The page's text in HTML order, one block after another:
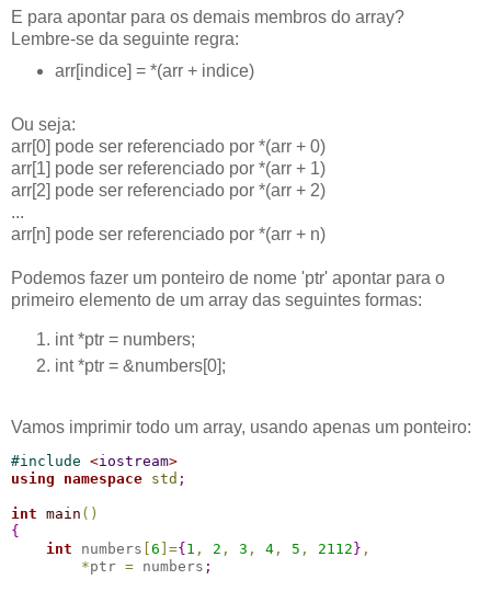
E para apontar para os demais membros do array?
Lembre-se da seguinte regra:
arr[indice] = *(arr + indice)
Ou seja:
arr[0] pode ser referenciado por *(arr + 0)
arr[1] pode ser referenciado por *(arr + 1)
arr[2] pode ser referenciado por *(arr + 2)
...
arr[n] pode ser referenciado por *(arr + n)
Podemos fazer um ponteiro de nome 'ptr' apontar para o
primeiro elemento de um array das seguintes formas:
int *ptr = numbers;
int *ptr = &numbers[0];
Vamos imprimir todo um array, usando apenas um ponteiro:
#include <iostream>
using
namespace std ;
int main ( )
{
int numbers 6 ={ 1 , 2 , 3 , 4 , 5 , 2112 } ,
*ptr = numbers ;